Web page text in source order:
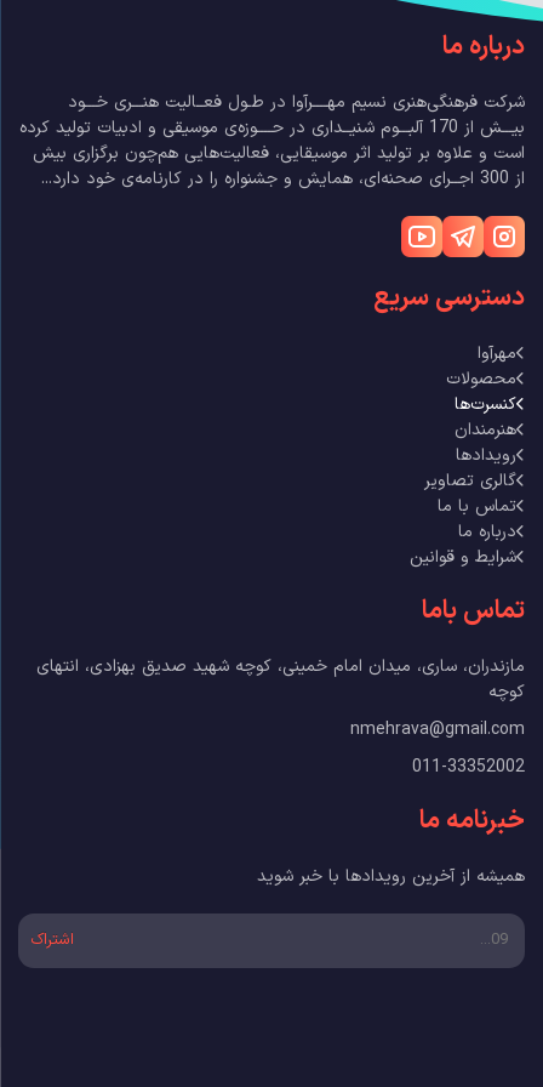
درباره ما
شرکت فرهنگی‌هنری نسیم مهــــرآوا در طـول فعــالیت هنـــری خـــود
بیـــش از 170 آلبـــوم شنیــداری در حــــوزه‌ی موسیقی و ادبیات تولید کرده
است و علاوه بر تولید اثر موسیقایی، فعالیت‌هایی هم‌چون برگزاری بیش
از 300 اجــرای صحنه‌ای، همایش و جشنواره را در کارنامه‌ی خود دارد...
دسترسی سریع
مهرآوا
محصولات
کنسرت‌ها
هنرمندان
رویدادها
گالری تصاویر
تماس با ما
درباره ما
شرایط و قوانین
تماس باما
مازندران، ساری، میدان امام خمینی، کوچه شهید صدیق بهزادی، انتهای
کوچه
nmehrava@gmail.com
011-33352002
خبرنامه ما
همیشه از آخرین رویدادها با خبر شوید
اشتراک